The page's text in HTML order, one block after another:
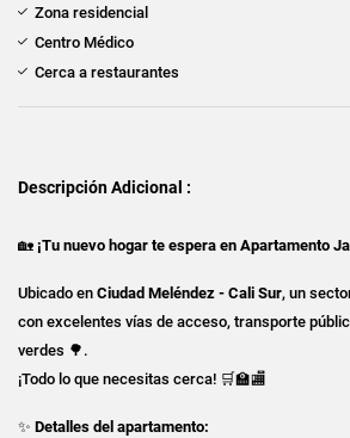
Zona residencial
Centro Médico
Cerca a restaurantes
Descripción Adicional :
🏡 ¡Tu nuevo hogar te espera en Apartamento
Ubicado en Ciudad Meléndez - Cali Sur, un
con excelentes vías de acceso, transporte
verdes 🌳.
¡Todo lo que necesitas cerca! 🛒🏫🏬
✨ Detalles del apartamento: